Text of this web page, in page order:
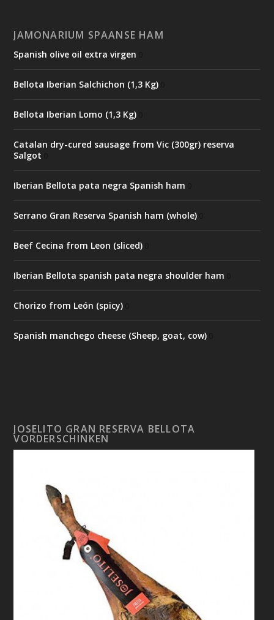
JAMONARIUM SPAANSE HAM
Spanish olive oil extra virgen
Bellota Iberian Salchichon (1,3 Kg)
Bellota Iberian Lomo (1,3 Kg)
Catalan dry-cured sausage from Vic (300gr) reserva
Salgot
Iberian Bellota pata negra Spanish ham
Serrano Gran Reserva Spanish ham (whole)
Beef Cecina from Leon (sliced)
Iberian Bellota spanish pata negra shoulder ham
Chorizo from León (spicy)
Spanish manchego cheese (Sheep, goat, cow)
JOSELITO GRAN RESERVA BELLOTA
VORDERSCHINKEN